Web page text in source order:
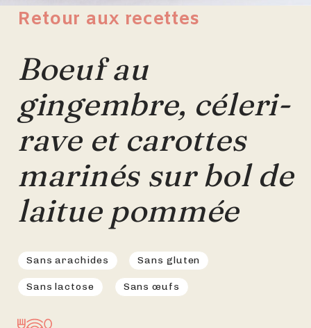
Retour aux recettes
Boeuf au
gingembre, céleri-
rave et carottes
marinés sur bol de
laitue pommée
Sans arachides Sans gluten
Sans lactose Sans œufs